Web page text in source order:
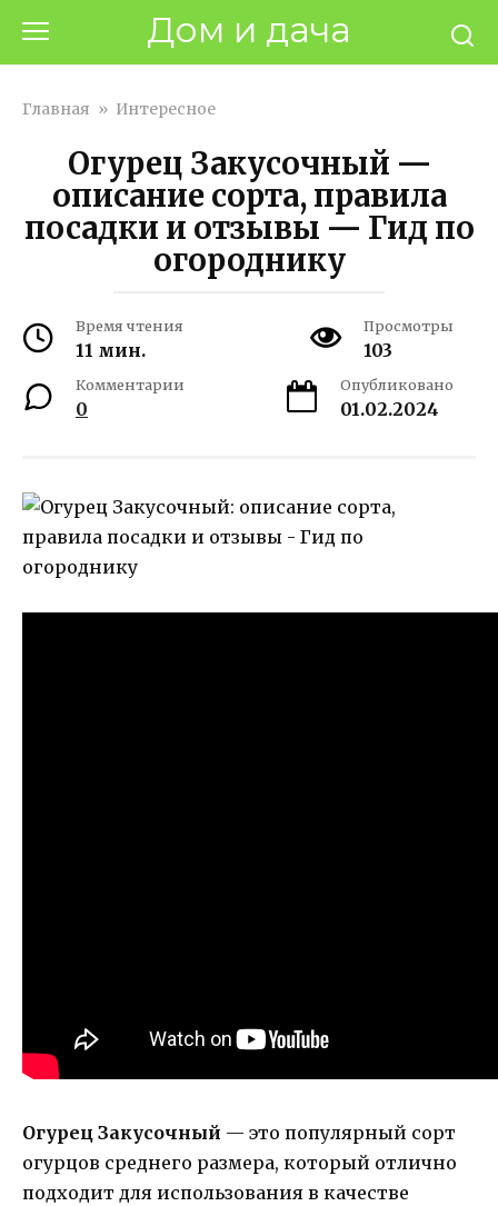
контенту
Дом и дача
Главная » Интересное
Огурец Закусочный —
описание сорта, правила
посадки и отзывы — Гид по
огороднику
Время чтения
11 мин.
Просмотры
103
Комментарии
0
Опубликовано
01.02.2024
Огурец Закусочный — это популярный сорт
огурцов среднего размера, который отлично
подходит для использования в качестве